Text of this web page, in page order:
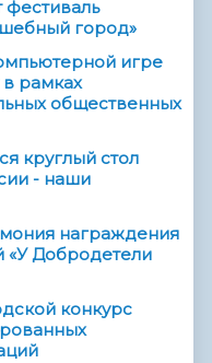
фестиваль
город»
игре
рамках
общественных
круглый стол
- наши
награждения
«У Добродетели
конкурс